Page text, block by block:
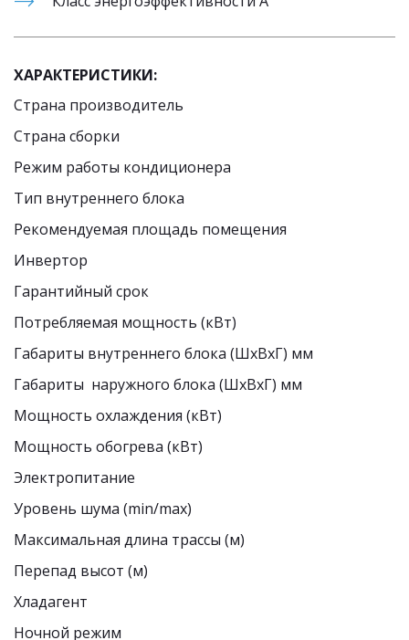
ХАРАКТЕРИСТИКИ:
Страна производитель
Страна сборки
Режим работы кондиционера
Тип внутреннего блока
Рекомендуемая площадь помещения
Инвертор
Гарантийный срок
Потребляемая мощность (кВт)
Габариты внутреннего блока (ШxВxГ) мм
Габариты  наружного блока (ШxВxГ) мм
Мощность охлаждения (кВт)
Мощность обогрева (кВт)
Электропитание
Уровень шума (min/max)
Максимальная длина трассы (м)
Перепад высот (м)
Хладагент
Ночной режим